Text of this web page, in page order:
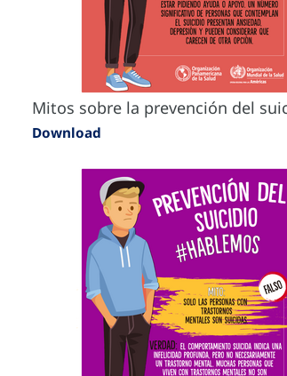
Mitos sobre la prevención del
Download